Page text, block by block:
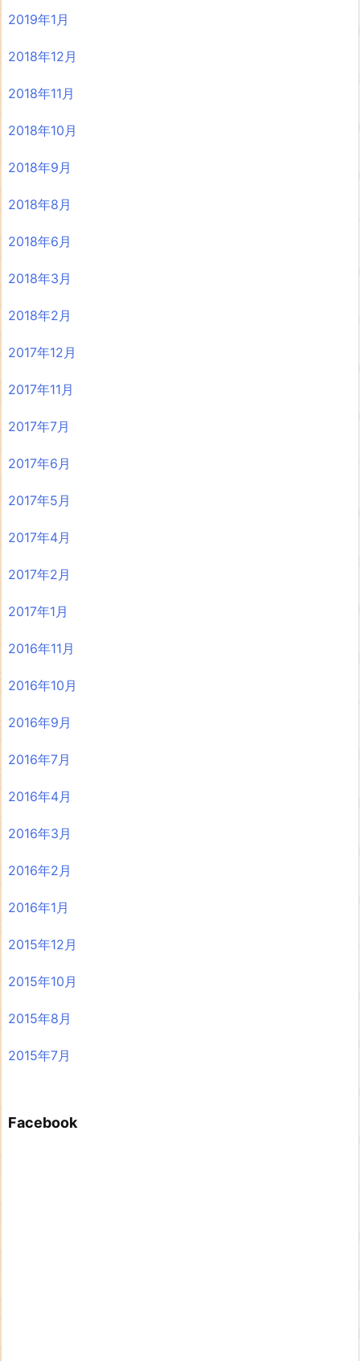
2019年1月
2018年12月
2018年11月
2018年10月
2018年9月
2018年8月
2018年6月
2018年3月
2018年2月
2017年12月
2017年11月
2017年7月
2017年6月
2017年5月
2017年4月
2017年2月
2017年1月
2016年11月
2016年10月
2016年9月
2016年7月
2016年4月
2016年3月
2016年2月
2016年1月
2015年12月
2015年10月
2015年8月
2015年7月
Facebook